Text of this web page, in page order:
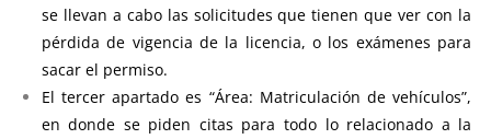
se llevan a cabo las solicitudes que tienen que ver con la
pérdida de vigencia de la licencia, o los exámenes para
sacar el permiso.
El tercer apartado es “Área: Matriculación de vehículos”,
en donde se piden citas para todo lo relacionado a la